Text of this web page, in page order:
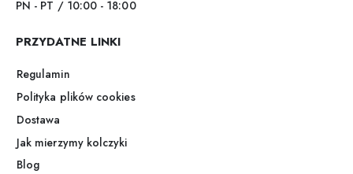
PN - PT / 10:00 - 18:00
PRZYDATNE LINKI
Regulamin
Polityka plików cookies
Dostawa
Jak mierzymy kolczyki
Blog